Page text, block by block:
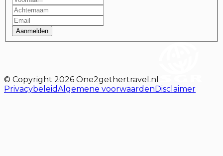
Aanmelden
© Copyright 2026 One2gethertravel.nl
PrivacybeleidAlgemene voorwaardenDisclaimer